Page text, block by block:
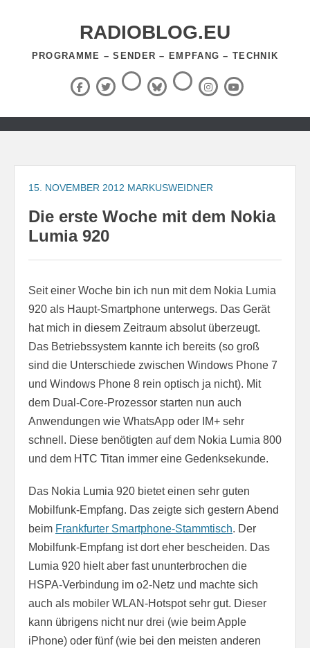
RADIOBLOG.EU
PROGRAMME – SENDER – EMPFANG – TECHNIK
Facebook
X
(Twitter)
ThreadsBlueSky
RSS-
Feed InstagramYouTube
Zum
springen
15. NOVEMBER 2012 MARKUSWEIDNER
Die erste Woche mit dem Nokia
Lumia 920
Seit einer Woche bin ich nun mit dem Nokia Lumia
920 als Haupt-Smartphone unterwegs. Das Gerät
hat mich in diesem Zeitraum absolut überzeugt.
Das Betriebssystem kannte ich bereits (so groß
sind die Unterschiede zwischen Windows Phone 7
und Windows Phone 8 rein optisch ja nicht). Mit
dem Dual-Core-Prozessor starten nun auch
Anwendungen wie WhatsApp oder IM+ sehr
schnell. Diese benötigten auf dem Nokia Lumia 800
und dem HTC Titan immer eine Gedenksekunde.
Das Nokia Lumia 920 bietet einen sehr guten
Mobilfunk-Empfang. Das zeigte sich gestern Abend
beim Frankfurter Smartphone-Stammtisch. Der
Mobilfunk-Empfang ist dort eher bescheiden. Das
Lumia 920 hielt aber fast ununterbrochen die
HSPA-Verbindung im o2-Netz und machte sich
auch als mobiler WLAN-Hotspot sehr gut. Dieser
kann übrigens nicht nur drei (wie beim Apple
iPhone) oder fünf (wie bei den meisten anderen